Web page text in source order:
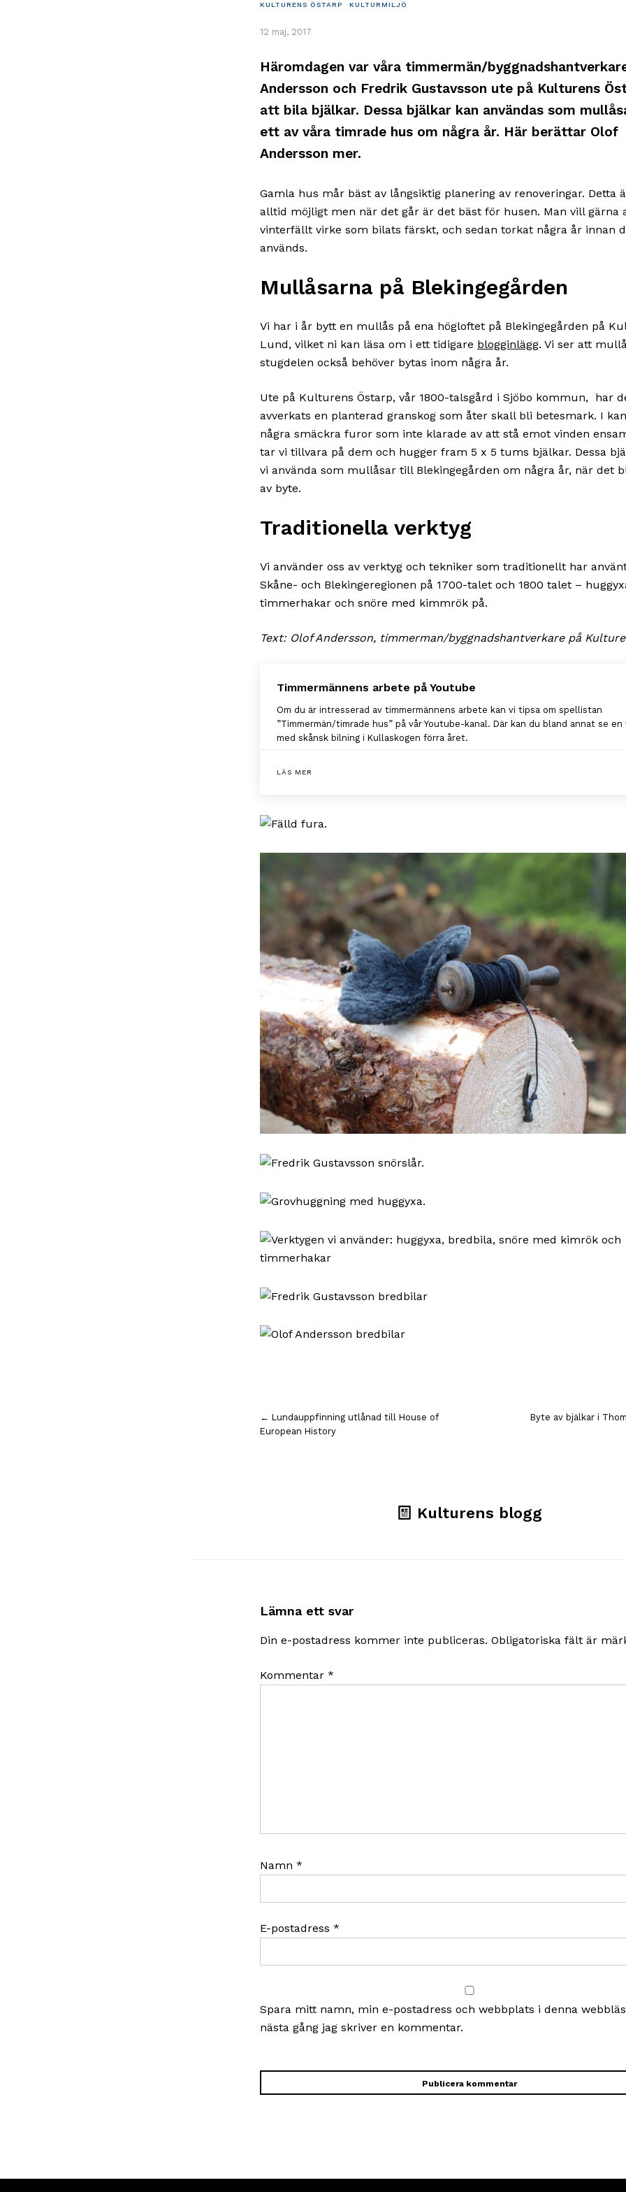
KULTURENS ÖSTARP KULTURMILJÖ
12 maj, 2017
Häromdagen var våra timmermän/
Andersson och Fredrik Gustavsson ute på Kulturens
att bila bjälkar. Dessa bjälkar kan användas som
ett av våra timrade hus om några år. Här berättar Olof
Andersson mer.
Gamla hus mår bäst av långsiktig planering av renoveringar. Detta
alltid möjligt men när det går är det bäst för husen. Man vill gärna
vinterfällt virke som bilats färskt, och sedan torkat några år innan
används.
Mullåsarna på Blekingegården
Vi har i år bytt en mullås på ena högloftet på Blekingegården på
Lund, vilket ni kan läsa om i ett tidigare blogginlägg. Vi ser att
stugdelen också behöver bytas inom några år.
Ute på Kulturens Östarp, vår 1800-talsgård i Sjöbo kommun, har
avverkats en planterad granskog som åter skall bli betesmark. I
några smäckra furor som inte klarade av att stå emot vinden
tar vi tillvara på dem och hugger fram 5 x 5 tums bjälkar. Dessa
vi använda som mullåsar till Blekingegården om några år, när det
av byte.
Traditionella verktyg
Vi använder oss av verktyg och tekniker som traditionellt har
Skåne- och Blekingeregionen på 1700-talet och 1800 talet –
timmerhakar och snöre med kimmrök på.
Text: Olof Andersson, timmerman/byggnadshantverkare på
Timmermännens arbete på Youtube
Om du är intresserad av timmermännens arbete kan vi tipsa om spellistan
”Timmermän/timrade hus” på vår Youtube-kanal. Där kan du bland annat se en
med skånsk bilning i Kullaskogen förra året.
LÄS MER
← Lundauppfinning utlånad till House of
European History
Byte av bjälkar i
Kulturens blogg
Lämna ett svar
Din e-postadress kommer inte publiceras. Obligatoriska fält är
Kommentar *
Namn *
E-postadress *
Spara mitt namn, min e-postadress och webbplats i denna
nästa gång jag skriver en kommentar.